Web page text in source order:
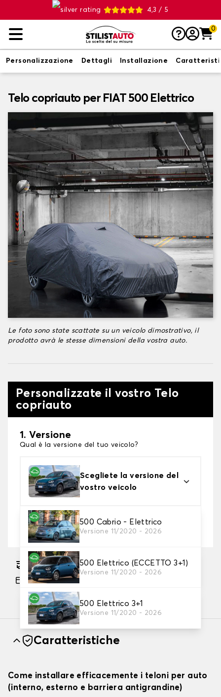
4,3 / 5
0
Personalizzazione Dettagli Installazione
Telo copriauto per FIAT 500 Elettrico
Le foto sono state scattate su un veicolo dimostrativo, il
prodotto avrà le stesse dimensioni della vostra auto.
Personalizzate il vostro Telo
copriauto
1. Versione
Qual è la versione del tuo veicolo?
Scegliete la versione del
vostro veicolo
500 Cabrio - Elettrico
Versione 11/2020 - 2026
500 Elettrico (ECCETTO 3+1)
Versione 11/2020 - 2026
500 Elettrico 3+1
Versione 11/2020 - 2026
2. Livello di protezione
Scegli il telo protettivo adatto alle tue esigenze
Consegna gratuita stimata su 17/08/2026
Pagamento in 3x gratuito, a partire da 60 euro
Caratteristiche
Come installare efficacemente i teloni per auto
(interno, esterno e barriera antigrandine)